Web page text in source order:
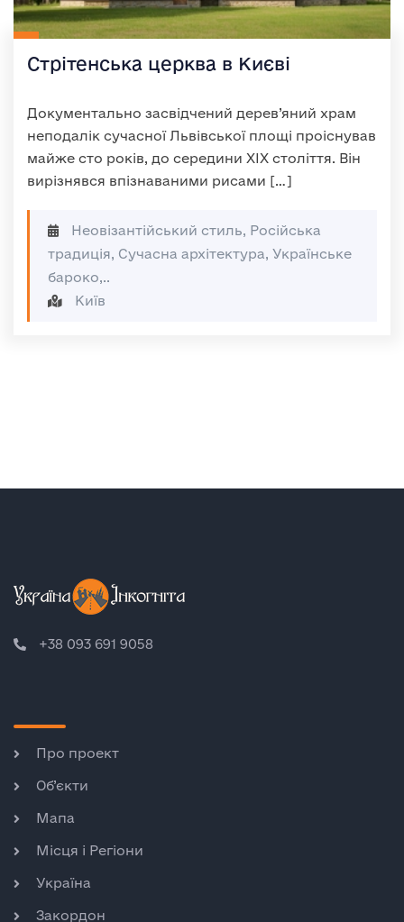
Стрітенська церква в Києві
Документально засвідчений дерев’яний храм
неподалік сучасної Львівської площі проіснував
майже сто років, до середини XIX століття. Він
вирізнявся впізнаваними рисами […]
Неовізантійський стиль, Російська
традиція, Сучасна архітектура, Українське
бароко,..
Київ
+38 093 691 9058
Про проект
Об’єкти
Мапа
Місця і Регіони
Україна
Закордон